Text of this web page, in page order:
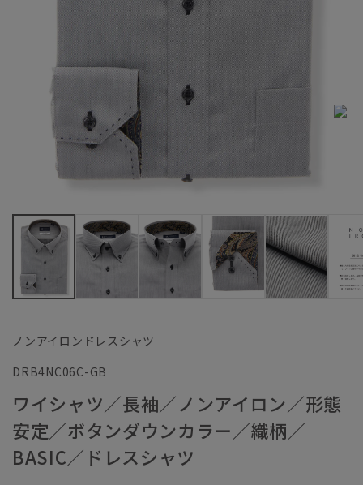
ノンアイロンドレスシャツ
DRB4NC06C-GB
ワイシャツ／長袖／ノンアイロン／形態
安定／ボタンダウンカラー／織柄／
BASIC／ドレスシャツ